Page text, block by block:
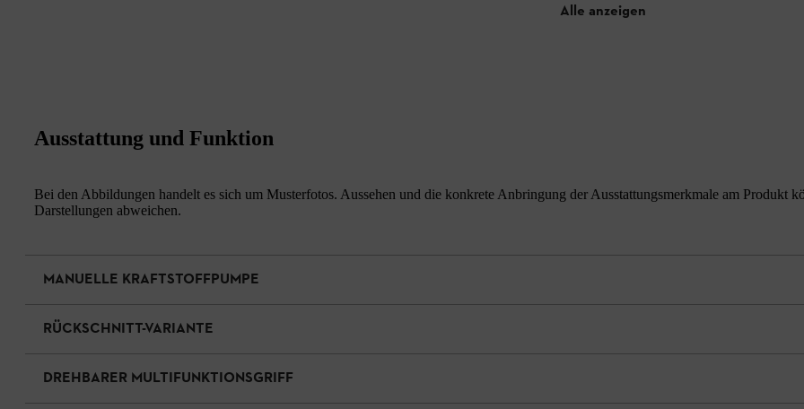
Alle anzeigen
Ausstattung und Funktion
Bei den Abbildungen handelt es sich um Musterfotos. Aussehen und die konkrete Anbringung der Ausstattungsmerkmale am Produkt
Darstellungen abweichen.
MANUELLE KRAFTSTOFFPUMPE
RÜCKSCHNITT-VARIANTE
DREHBARER MULTIFUNKTIONSGRIFF